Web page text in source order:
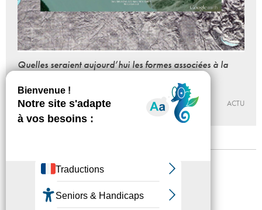
Quelles seraient aujourd’hui les formes associées à la
11 - 10 - 2016, 19:00
MAISON POPULAIRE
ACTU
Accessibilité